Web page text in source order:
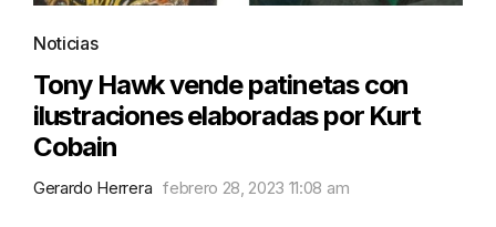
Noticias
Tony Hawk vende patinetas con
ilustraciones elaboradas por Kurt
Cobain
Gerardo Herrera febrero 28, 2023 11:08 am